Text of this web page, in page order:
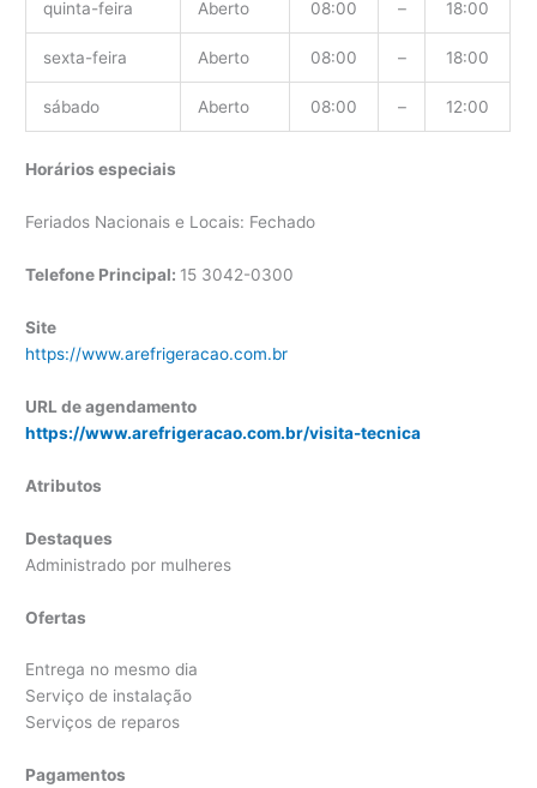
quinta-feira Aberto 08:00 – 18:00
sexta-feira Aberto 08:00 – 18:00
sábado Aberto 08:00 – 12:00
Horários especiais
Feriados Nacionais e Locais: Fechado
Telefone Principal: 15 3042-0300
Site
https://www.arefrigeracao.com.br
URL de agendamento
https://www.arefrigeracao.com.br/visita-tecnica
Atributos
Destaques
Administrado por mulheres
Ofertas
Entrega no mesmo dia
Serviço de instalação
Serviços de reparos
Pagamentos